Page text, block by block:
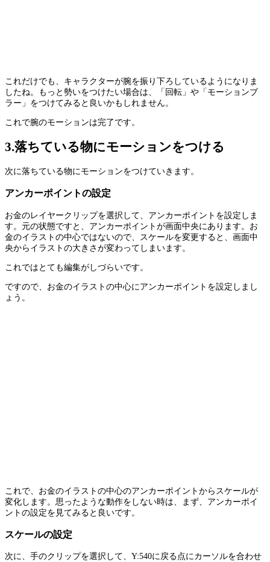
これだけでも、キャラクターが腕を振り下ろしているようになりま
したね。もっと勢いをつけたい場合は、「回転」や「モーションブ
ラー」をつけてみると良いかもしれません。
これで腕のモーションは完了です。
3.落ちている物にモーションをつける
次に落ちている物にモーションをつけていきます。
アンカーポイントの設定
お金のレイヤークリップを選択して、アンカーポイントを設定しま
す。元の状態ですと、アンカーポイントが画面中央にあります。お
金のイラストの中心ではないので、スケールを変更すると、画面中
央からイラストの大きさが変わってしまいます。
これではとても編集がしづらいです。
ですので、お金のイラストの中心にアンカーポイントを設定しまし
ょう。
これで、お金のイラストの中心のアンカーポイントからスケールが
変化します。思ったような動作をしない時は、まず、アンカーポイ
ントの設定を見てみると良いです。
スケールの設定
次に、手のクリップを選択して、Y:540に戻る点にカーソルを合わせ